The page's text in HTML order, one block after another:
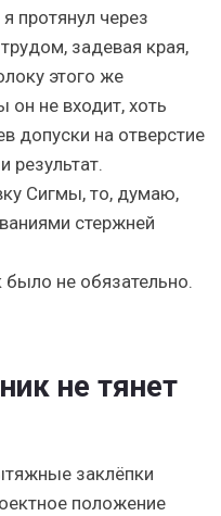
протянул через
задевая края,
этого же
он не входит, хоть
допуски на отверстие
результат.
Сигмы, то, думаю,
стержней
не обязательно.
не тянет
заклёпки
положение